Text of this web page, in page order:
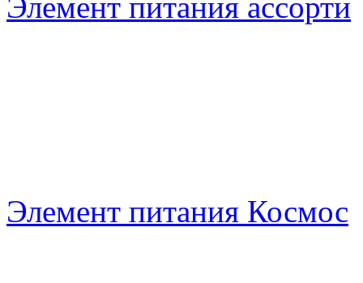
Элемент питания Космос